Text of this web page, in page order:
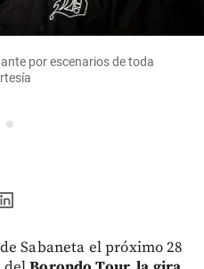
por escenarios de toda
2
Sabaneta el próximo 28